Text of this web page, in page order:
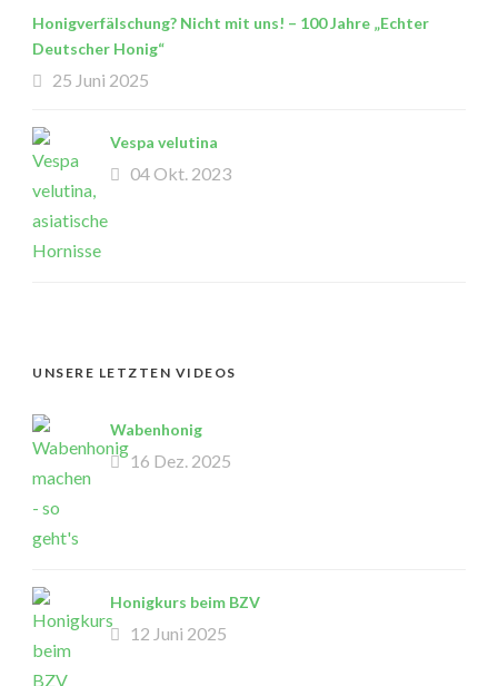
Honigverfälschung? Nicht mit uns! – 100 Jahre „Echter
Deutscher Honig“
25 Juni 2025
Vespa velutina
04 Okt. 2023
UNSERE LETZTEN VIDEOS
Wabenhonig
16 Dez. 2025
Honigkurs beim BZV
12 Juni 2025